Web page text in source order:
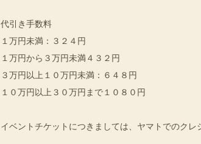
代引き手数料
１万円未満：３２４円
１万円から３万円未満４３２円
３万円以上１０万円未満：６４８円
１０万円以上３０万円まで１０８０円
イベントチケットにつきましては、ヤマトでのクレ